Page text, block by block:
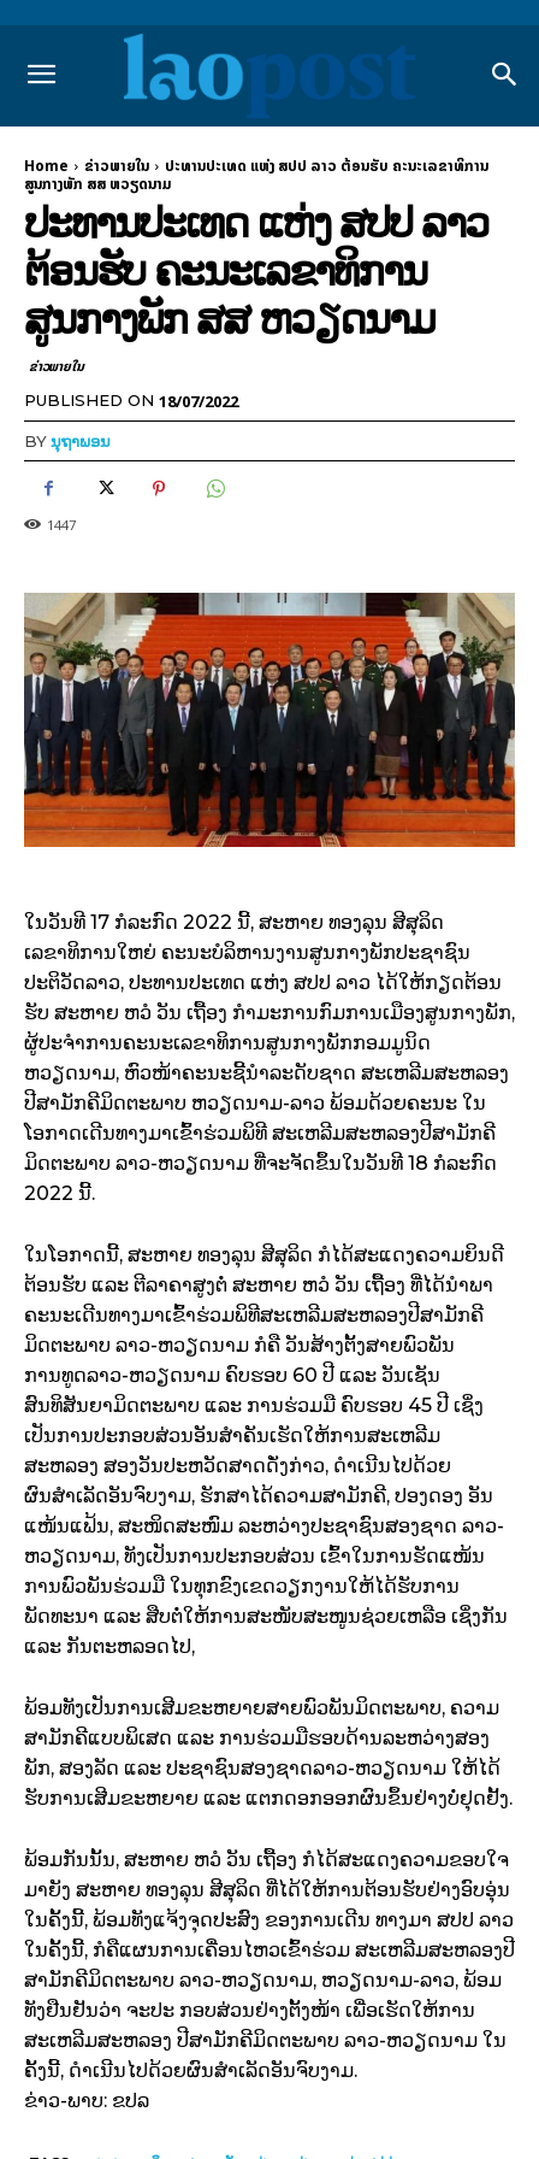
Home ຂ່າວພາຍ​ໃນ
ປະທານປະເທດ ແຫ່ງ ສປປ ລາວ ຕ້ອນຮັບ ຄະນະເລຂາທິການ
ສູນກາງພັກ ສສ ຫວຽດນາມ
ປະທານປະເທດ ແຫ່ງ ສປປ ລາວ
ຕ້ອນຮັບ ຄະນະເລຂາທິການ
ສູນກາງພັກ ສສ ຫວຽດນາມ
ຂ່າວພາຍ​ໃນ
PUBLISHED ON 18/07/2022
BYນຸຖາພອນ
1447
ໃນວັນທີ 17 ກໍລະກົດ 2022 ນີ້, ສະຫາຍ ທອງລຸນ ສີສຸລິດ
ເລຂາທິການໃຫຍ່ ຄະນະບໍລິຫານງານສູນກາງພັກປະຊາຊົນ
ປະຕິວັດລາວ, ປະທານປະເທດ ແຫ່ງ ສປປ ລາວ ໄດ້ໃຫ້ກຽດຕ້ອນ
ຮັບ ສະຫາຍ ຫວໍ ວັນ ເຖື້ອງ ກຳມະການກົມການເມືອງສູນກາງພັກ,
ຜູ້ປະຈຳການຄະນະເລຂາທິການສູນກາງພັກກອມມູນິດ
ຫວຽດນາມ, ຫົວໜ້າຄະນະຊີ້ນຳລະດັບຊາດ ສະເຫລີມສະຫລອງ
ປີສາມັກຄີມິດຕະພາບ ຫວຽດນາມ-ລາວ ພ້ອມດ້ວຍຄະນະ ໃນ
ໂອກາດເດີນທາງມາເຂົ້າຮ່ວມພິທີ ສະເຫລີມສະຫລອງປີສາມັກຄີ
ມິດຕະພາບ ລາວ-ຫວຽດນາມ ທີ່ຈະຈັດຂຶ້ນໃນວັນທີ 18 ກໍລະກົດ
2022 ນີ້.
ໃນໂອກາດນີ້, ສະຫາຍ ທອງລຸນ ສີສຸລິດ ກໍໄດ້ສະແດງຄວາມຍິນດີ
ຕ້ອນຮັບ ແລະ ຕີລາຄາສູງຕໍ່ ສະຫາຍ ຫວໍ ວັນ ເຖື້ອງ ທີ່ໄດ້ນຳພາ
ຄະນະເດີນທາງມາເຂົ້າຮ່ວມພິທີສະເຫລີມສະຫລອງປີສາມັກຄີ
ມິດຕະພາບ ລາວ-ຫວຽດນາມ ກໍຄື ວັນສ້າງຕັ້ງສາຍພົວພັນ
ການທູດລາວ-ຫວຽດນາມ ຄົບຮອບ 60 ປີ ແລະ ວັນເຊັນ
ສົນທິສັນຍາມິດຕະພາບ ແລະ ການຮ່ວມມື ຄົບຮອບ 45 ປີ ເຊິ່ງ
ເປັນການປະກອບສ່ວນອັນສຳຄັນເຮັດໃຫ້ການສະເຫລີມ
ສະຫລອງ ສອງວັນປະຫວັດສາດດັ່ງກ່າວ, ດຳເນີນໄປດ້ວຍ
ຜົນສຳເລັດອັນຈົບງາມ, ຮັກສາໄດ້ຄວາມສາມັກຄີ, ປອງດອງ ອັນ
ແໜ້ນແຟ້ນ, ສະໜິດສະໜົມ ລະຫວ່າງປະຊາຊົນສອງຊາດ ລາວ-
ຫວຽດນາມ, ທັງເປັນການປະກອບສ່ວນ ເຂົ້າໃນການຮັດແໜ້ນ
ການພົວພັນຮ່ວມມື ໃນທຸກຂົງເຂດວຽກງານໃຫ້ໄດ້ຮັບການ
ພັດທະນາ ແລະ ສືບຕໍ່ໃຫ້ການສະໜັບສະໜູນຊ່ວຍເຫລືອ ເຊິ່ງກັນ
ແລະ ກັນຕະຫລອດໄປ,
ພ້ອມທັງເປັນການເສີມຂະຫຍາຍສາຍພົວພັນມິດຕະພາບ, ຄວາມ
ສາມັກຄີແບບພິເສດ ແລະ ການຮ່ວມມືຮອບດ້ານລະຫວ່າງສອງ
ພັກ, ສອງລັດ ແລະ ປະຊາຊົນສອງຊາດລາວ-ຫວຽດນາມ ໃຫ້ໄດ້
ຮັບການເສີມຂະຫຍາຍ ແລະ ແຕກດອກອອກຜົນຂຶ້ນຢ່າງບໍ່ຢຸດຢັ້ງ.
ພ້ອມກັນນັ້ນ, ສະຫາຍ ຫວໍ ວັນ ເຖື້ອງ ກໍໄດ້ສະແດງຄວາມຂອບໃຈ
ມາຍັງ ສະຫາຍ ທອງລຸນ ສີສຸລິດ ທີ່ໄດ້ໃຫ້ການຕ້ອນຮັບຢ່າງອົບອຸ່ນ
ໃນຄັ້ງນີ້, ພ້ອມທັງແຈ້ງຈຸດປະສົງ ຂອງການເດີນ ທາງມາ ສປປ ລາວ
ໃນຄັ້ງນີ້, ກໍຄືແຜນການເຄື່ອນໄຫວເຂົ້າຮ່ວມ ສະເຫລີມສະຫລອງປີ
ສາມັກຄີມິດຕະພາບ ລາວ-ຫວຽດນາມ, ຫວຽດນາມ-ລາວ, ພ້ອມ
ທັງຢືນຢັນວ່າ ຈະປະ ກອບສ່ວນຢ່າງຕັ້ງໜ້າ ເພື່ອເຮັດໃຫ້ການ
ສະເຫລີມສະຫລອງ ປີສາມັກຄີມິດຕະພາບ ລາວ-ຫວຽດນາມ ໃນ
ຄັ້ງນີ້, ດຳເນີນໄປດ້ວຍຜົນສຳເລັດອັນຈົບງາມ.
ຂ່າວ-ພາບ: ຂປລ